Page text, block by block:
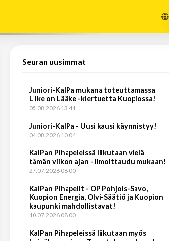
Seuran uusimmat
Juniori-KalPa mukana toteuttamassa
Liike on Lääke -kiertuetta Kuopiossa!
05.08.2026 13.41
Juniori-KalPa - Uusi kausi käynnistyy!
04.08.2026 10.04
KalPan Pihapeleissä liikutaan vielä
tämän viikon ajan - Ilmoittaudu mukaan!
27.07.2026 08.00
KalPan Pihapelit - OP Pohjois-Savo,
Kuopion Energia, Olvi-Säätiö ja Kuopion
kaupunki mahdollistavat!
10.07.2026 08.00
KalPan Pihapeleissä liikutaan myös